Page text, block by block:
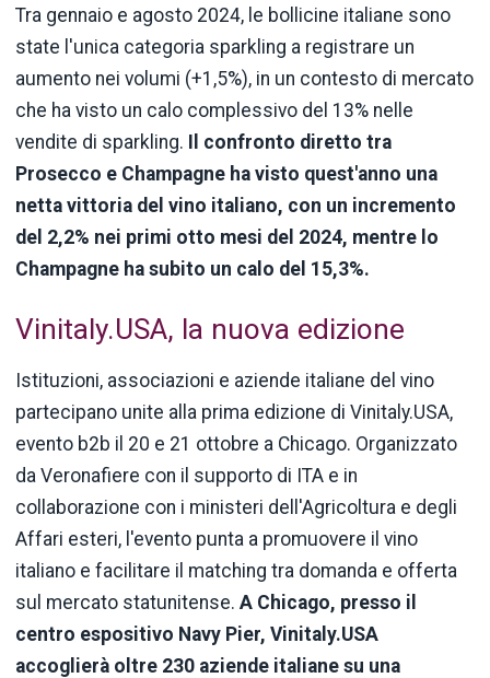
Tra gennaio e agosto 2024, le bollicine italiane sono
state l'unica categoria sparkling a registrare un
aumento nei volumi (+1,5%), in un contesto di mercato
che ha visto un calo complessivo del 13% nelle
vendite di sparkling.
Il confronto diretto tra
Prosecco e Champagne ha visto quest'anno una
netta vittoria del vino italiano, con un incremento
del 2,2% nei primi otto mesi del 2024, mentre lo
Champagne ha subito un calo del 15,3%.
Vinitaly.USA, la nuova edizione
Istituzioni, associazioni e aziende italiane del vino
partecipano unite alla prima edizione di Vinitaly.USA,
evento b2b il 20 e 21 ottobre a Chicago. Organizzato
da Veronafiere con il supporto di ITA e in
collaborazione con i ministeri dell'Agricoltura e degli
Affari esteri, l'evento punta a promuovere il vino
italiano e facilitare il matching tra domanda e offerta
sul mercato statunitense. A Chicago, presso il
centro espositivo Navy Pier, Vinitaly.USA
accoglierà oltre 230 aziende italiane su una